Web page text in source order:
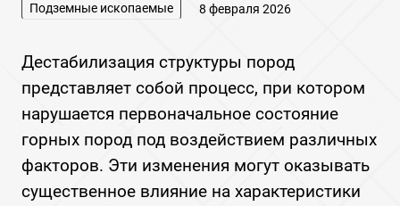
Подземные ископаемые 8 февраля 2026
Дестабилизация структуры пород
представляет собой процесс, при котором
нарушается первоначальное состояние
горных пород под воздействием различных
факторов. Эти изменения могут оказывать
существенное влияние на характеристики